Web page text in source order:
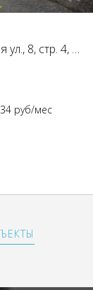
ЦАО, г Москва, Баррикадная ул., 8, стр. 4, 5А
руб/мес